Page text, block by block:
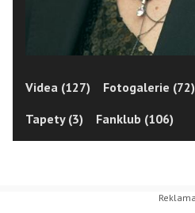
Videa (127) Fotogalerie (72)
Tapety (3)
Fanklub (106)